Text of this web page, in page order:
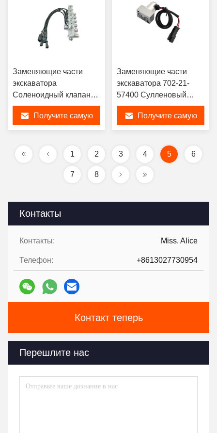
Контакты
Контакты: Miss. Alice
Телефон: +8613027730954
Контакт теперь
Перешлите нас
Заменяющие части
экскаватора
Соленоидный клапан
21K-60-71211 Для
Komatsu PC160-8
PC160-7 PC180-7
Получите самую
Заменяющие части
экскаватора 702-21-
57400 Сулленовый
клапан для Komatsu
PC200-8 PC200-7
PC220-8
Получите самую
1 2 3 4 5 6
7 8